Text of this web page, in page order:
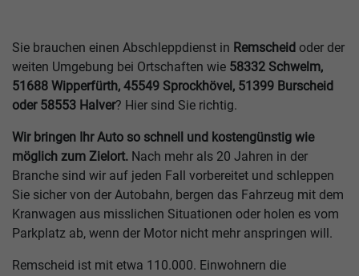
Sie brauchen einen Abschleppdienst in Remscheid oder der
weiten Umgebung bei Ortschaften wie 58332 Schwelm,
51688 Wipperfürth, 45549 Sprockhövel, 51399 Burscheid
oder 58553 Halver? Hier sind Sie richtig.
Wir bringen Ihr Auto so schnell und kostengünstig wie
möglich zum Zielort. Nach mehr als 20 Jahren in der
Branche sind wir auf jeden Fall vorbereitet und schleppen
Sie sicher von der Autobahn, bergen das Fahrzeug mit dem
Kranwagen aus misslichen Situationen oder holen es vom
Parkplatz ab, wenn der Motor nicht mehr anspringen will.
Remscheid ist mit etwa 110.000. Einwohnern die